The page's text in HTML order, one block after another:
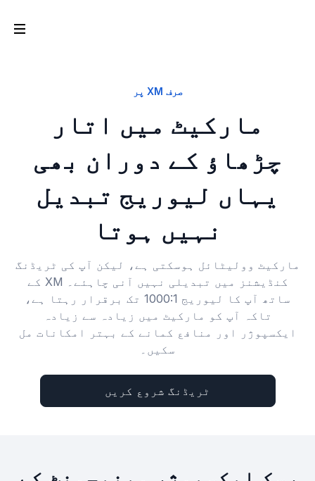
صرف XM پر
مارکیٹ میں اتار
چڑھاؤ کے دوران بھی
یہاں لیوریج تبدیل
نہیں ہوتا
مارکیٹ وولیٹائل ہوسکتی ہے، لیکن آپ کی ٹریڈنگ
کنڈیشنز میں تبدیلی نہیں آنی چاہئے۔ XM کے
ساتھ آپ کا لیوریج 1000:1 تک برقرار رہتا ہے،
تاکہ آپ کو مارکیٹ میں زیادہ سے زیادہ
ایکسپوژر اور منافع کمانے کے بہتر امکانات مل
سکیں۔
ٹریڈنگ شروع کریں